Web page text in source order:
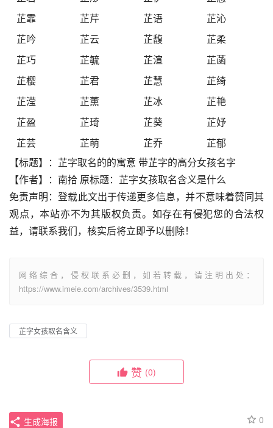
芷霏
芷芹 芷语
芷沁
芷吟
芷云 芷馥
芷柔
芷巧
芷毓 芷渲
芷菡
芷樱
芷君 芷慧
芷绮
芷滢
芷薰 芷冰
芷艳
芷盈
芷琦 芷葵
芷妤
芷芸
芷萌 芷乔
芷郁
【标题】：芷字取名的的寓意 带芷字的高分女孩名字
【作者】：南拾 原标题：芷字女孩取名含义是什么
免责声明：登载此文出于传递更多信息，并不意味着赞同其
观点，本站亦不为其版权负责。如存在有侵犯您的合法权
益，请联系我们，核实后将立即予以删除！
网络综合，侵权联系必删，如若转载，请注明出处：
https://www.imeie.com/archives/3539.html
芷字女孩取名含义
赞 (0)
0
生成海报